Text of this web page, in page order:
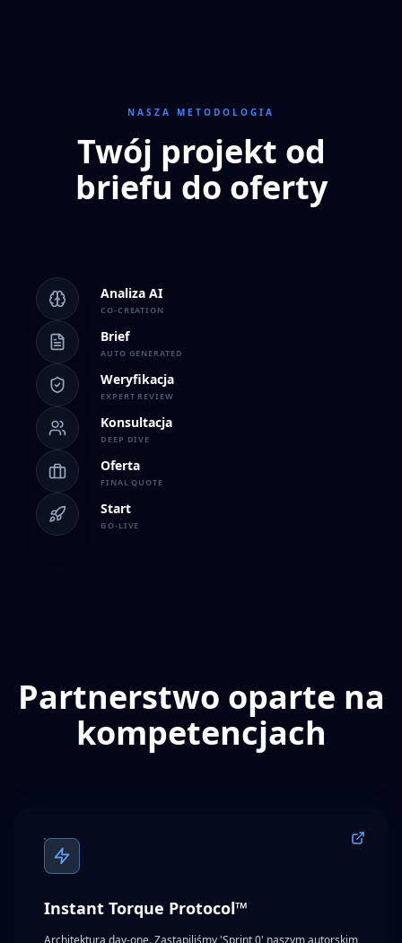
NASZA METODOLOGIA
Twój projekt od
briefu do oferty
Analiza AI
CO-CREATION
Brief
AUTO GENERATED
Weryfikacja
EXPERT REVIEW
Konsultacja
DEEP DIVE
Oferta
FINAL QUOTE
Start
GO-LIVE
Partnerstwo oparte na
kompetencjach
Instant Torque Protocol™
Architektura day-one. Zastąpiliśmy 'Sprint 0' naszym autorskim